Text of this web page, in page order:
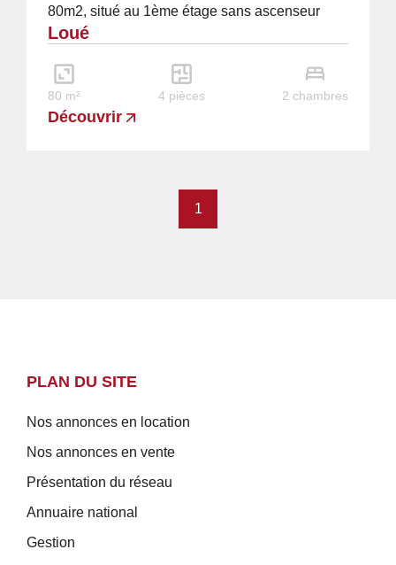
80m2, situé au 1ème étage sans ascenseur
dans un immeuble de trois logements Il
Loué
80 m² 4 pièces 2 chambres
Découvrir
1
PLAN DU SITE
Nos annonces en location
Nos annonces en vente
Présentation du réseau
Annuaire national
Gestion